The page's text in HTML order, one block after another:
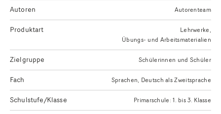
Autoren Autorenteam
Produktart
Lehrwerke
Übungs- und Arbeitsmaterialien
Zielgruppe Schülerinnen und Schüler
Fach Sprachen Deutsch als Zweitsprache
Schulstufe/Klasse Primarschule: 1. bis 3. Klasse